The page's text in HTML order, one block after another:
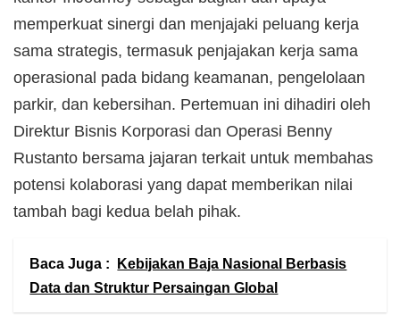
memperkuat sinergi dan menjajaki peluang kerja
sama strategis, termasuk penjajakan kerja sama
operasional pada bidang keamanan, pengelolaan
parkir, dan kebersihan. Pertemuan ini dihadiri oleh
Direktur Bisnis Korporasi dan Operasi Benny
Rustanto bersama jajaran terkait untuk membahas
potensi kolaborasi yang dapat memberikan nilai
tambah bagi kedua belah pihak.
Baca Juga :
Kebijakan Baja Nasional Berbasis
Data dan Struktur Persaingan Global